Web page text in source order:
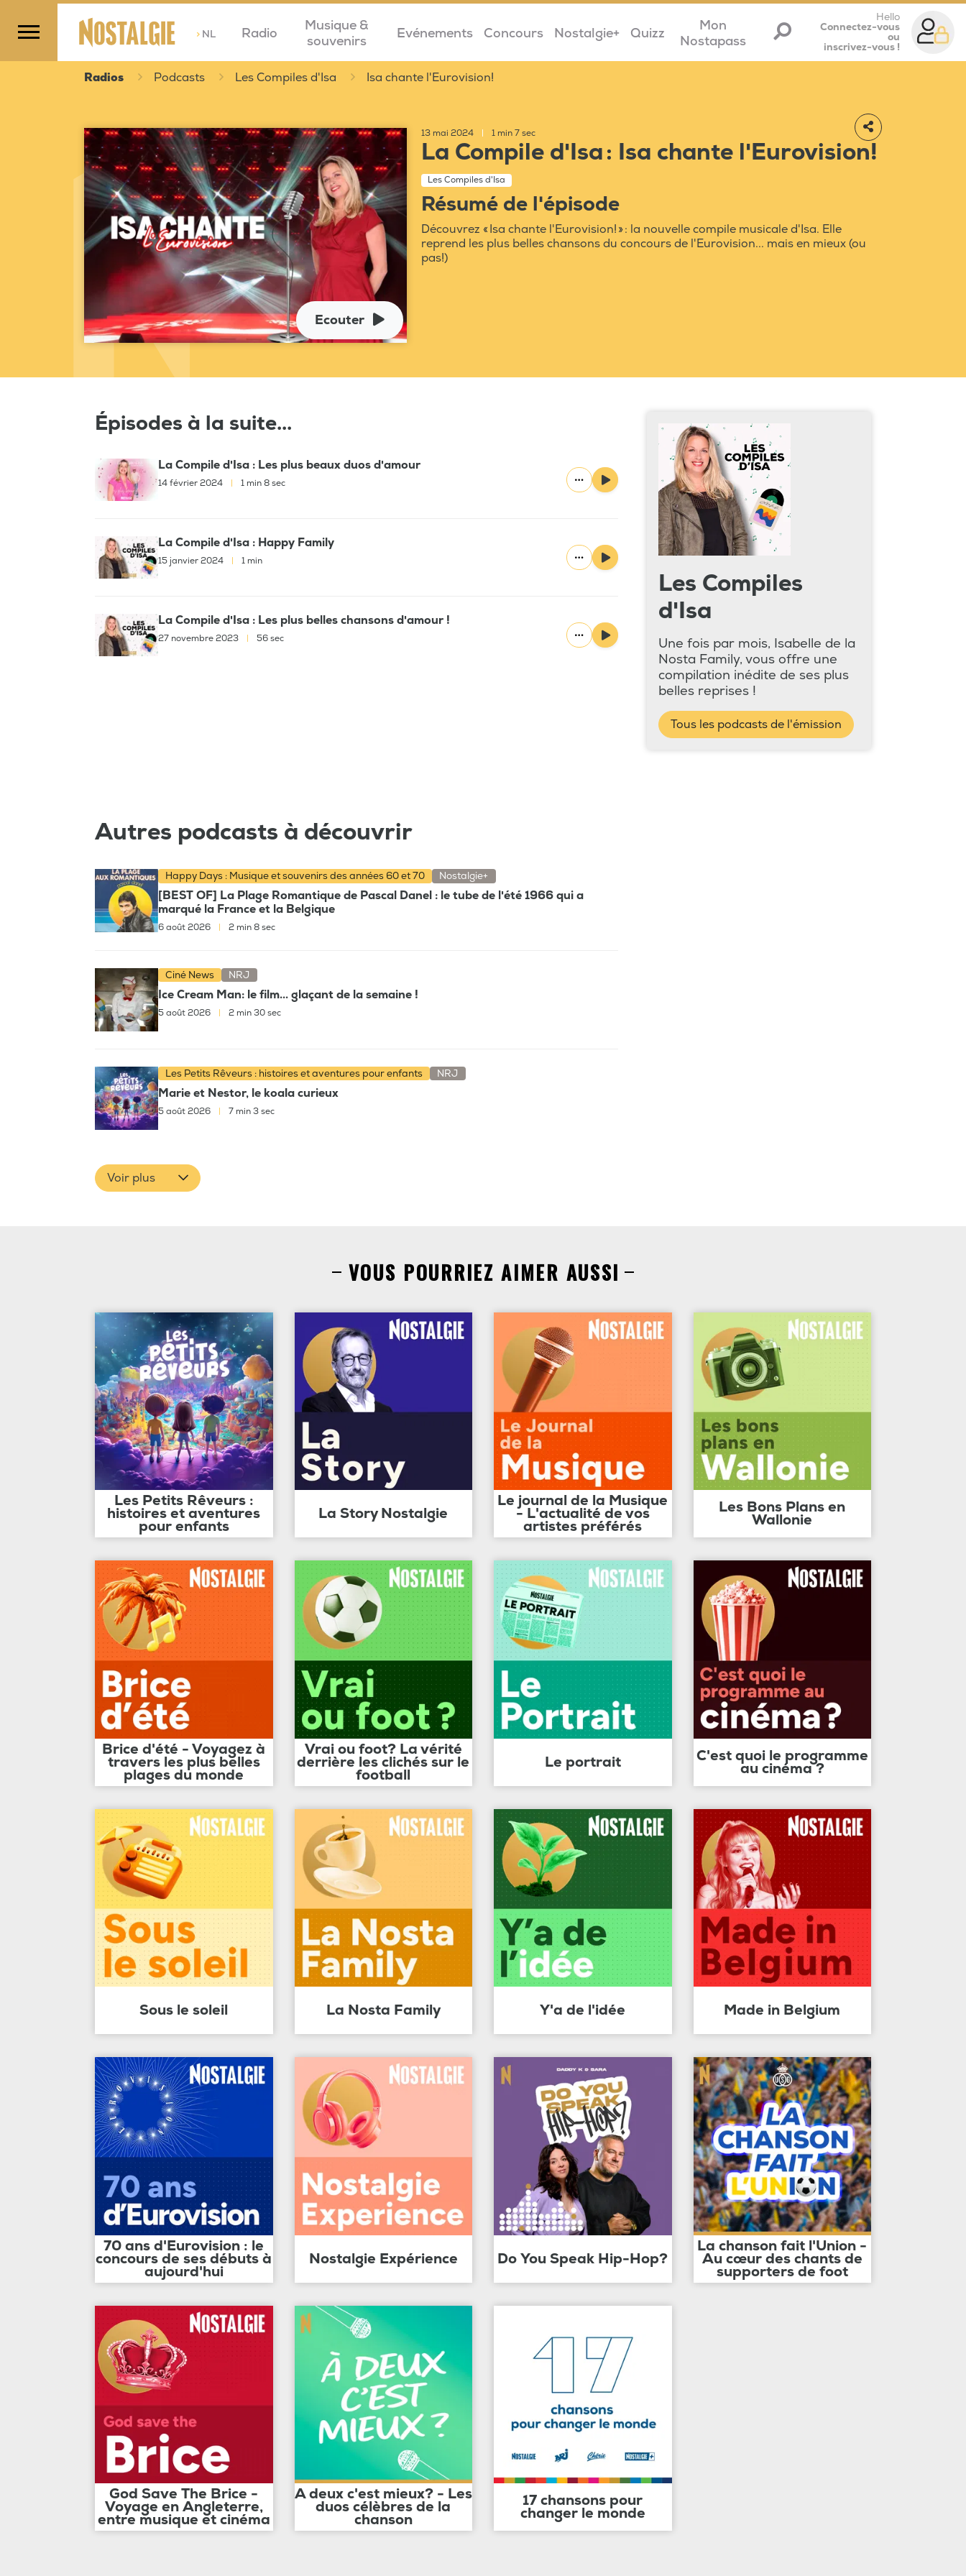
>NL Radio
Musique &
souvenirs
Evénements Concours Nostalgie+ Quizz
Mon
Nostapass
Hello
Connectez-vous
ou
inscrivez-vous !
Radios Podcasts Les Compiles d'Isa Isa chante l'Eurovision!
Ecouter
13 mai 2024 1 min 7 sec
La Compile d'Isa : Isa chante l'Eurovision!
Les Compiles d'Isa
Résumé de l'épisode
Découvrez « Isa chante l'Eurovision! » : la nouvelle compile musicale d'Isa. Elle
reprend les plus belles chansons du concours de l'Eurovision... mais en mieux (ou
pas!)
Épisodes à la suite...
La Compile d'Isa : Les plus beaux duos d'amour
14 février 2024 1 min 8 sec
La Compile d'Isa : Happy Family
15 janvier 2024 1 min
La Compile d'Isa : Les plus belles chansons d'amour !
27 novembre 2023 56 sec
Les Compiles
d'Isa
Une fois par mois, Isabelle de la
Nosta Family, vous offre une
compilation inédite de ses plus
belles reprises !
Tous les podcasts de l'émission
Autres podcasts à découvrir
Happy Days : Musique et souvenirs des années 60 et 70 Nostalgie+
[BEST OF] La Plage Romantique de Pascal Danel : le tube de l'été 1966 qui a
marqué la France et la Belgique
6 août 2026 2 min 8 sec
Ciné News NRJ
Ice Cream Man: le film... glaçant de la semaine !
5 août 2026 | 2 min 30 sec
Les Petits Rêveurs : histoires et aventures pour enfants NRJ
Marie et Nestor, le koala curieux
5 août 2026 | 7 min 3 sec
Voir plus
VOUS POURRIEZ AIMER AUSSI
Les Petits Rêveurs :
histoires et aventures
pour enfants
La Story Nostalgie
Le journal de la Musique
- L'actualité de vos
artistes préférés
Les Bons Plans en
Wallonie
Brice d'été - Voyagez à
travers les plus belles
plages du monde
Vrai ou foot? La vérité
derrière les clichés sur le
football
Le portrait C'est quoi le programme
au cinéma ?
Sous le soleil La Nosta Family Y'a de l'idée Made in Belgium
70 ans d'Eurovision : le
concours de ses débuts à
aujourd'hui
Nostalgie Expérience Do You Speak Hip-Hop?
La chanson fait l'Union -
Au cœur des chants de
supporters de foot
God Save The Brice -
Voyage en Angleterre,
entre musique et cinéma
A deux c'est mieux? - Les
duos célèbres de la
chanson
17 chansons pour
changer le monde